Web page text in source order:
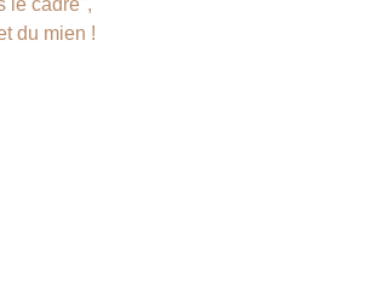
le cadre",
du mien !